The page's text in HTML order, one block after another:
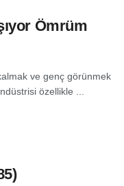
Ömrüm
ve genç görünmek
özellikle ...